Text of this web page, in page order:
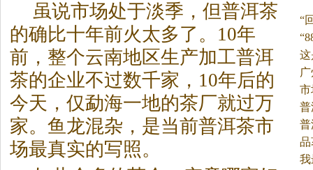
“
被
样
企
虽说市场处于淡季，但普洱茶
的确比十年前火太多了。 10年
前，整个云南地区生产加工普洱
茶的企业不过数千家，10年后的
今天，仅勐海一地的茶厂就过万
家。鱼龙混杂，是当前普洱茶市
场最真实的写照。